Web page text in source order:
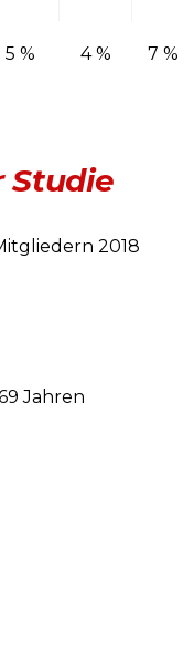
5 % 4 % 7 %
Studie
2018
Jahren